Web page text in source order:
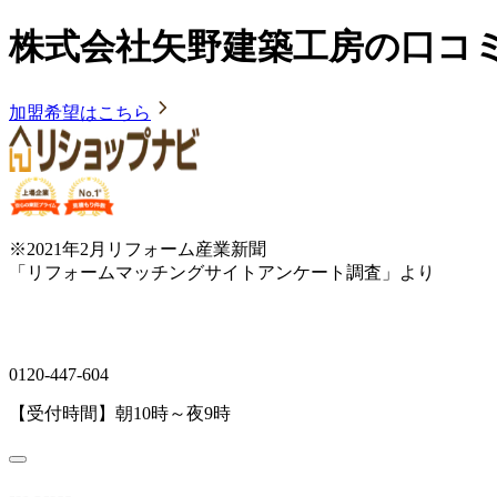
株式会社矢野建築工房の口コ
加盟希望はこちら
※2021年2月リフォーム産業新聞
「リフォームマッチングサイトアンケート調査」より
0120-447-604
【受付時間】朝10時～夜9時